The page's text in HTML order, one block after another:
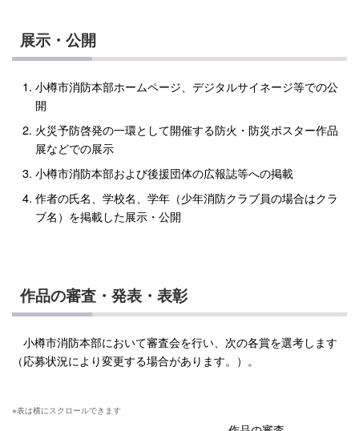
展示・公開
小樽市消防本部ホームページ、デジタルサイネージ等での公
開
火災予防啓発の一環として開催する防火・防災ポスター作品
展などでの展示
小樽市消防本部および後援団体の広報誌等への掲載
作者の氏名、学校名、学年（少年消防クラブ員の場合はクラ
ブ名）を掲載した展示・公開
作品の審査・発表・表彰
小樽市消防本部において審査会を行い、次の各賞を選考します
（応募状況により変更する場合があります。）。